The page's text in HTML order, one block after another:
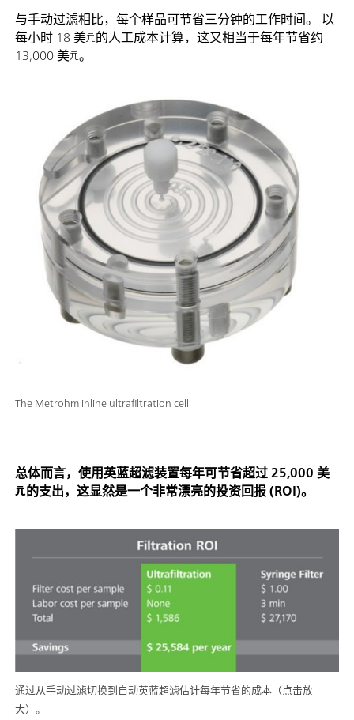
The Metrohm inline ultrafiltration cell.
与手动过滤相比，每个样品可节省三分钟的工作时间。 以
每小时 18 美元的人工成本计算，这又相当于每年节省约
13,000 美元。
总体而言，使用英蓝超滤装置每年可节省超过 25,000 美
元的支出，这显然是一个非常漂亮的投资回报 (ROI)。
通过从手动过滤切换到自动英蓝超滤估计每年节省的成本（点击放
大）。